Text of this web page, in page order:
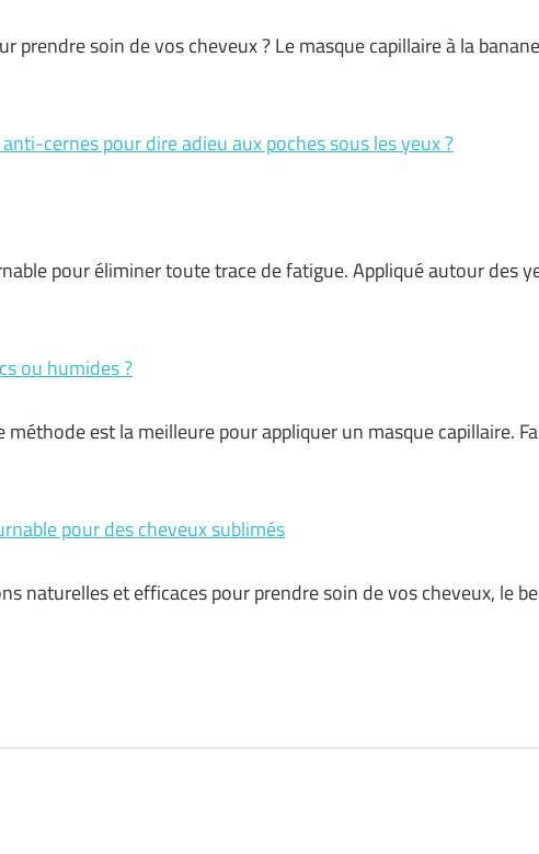
prendre soin de vos cheveux ? Le masque capillaire à la
cernes pour dire adieu aux poches sous les yeux ?
pour éliminer toute trace de fatigue. Appliqué autour des
ou humides ?
est la meilleure pour appliquer un masque capillaire.
pour des cheveux sublimés
naturelles et efficaces pour prendre soin de vos cheveux, le